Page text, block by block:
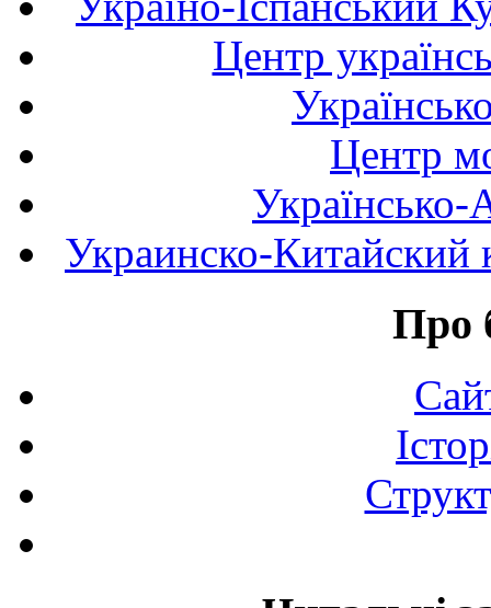
Центр
Центр
Українсько-
Украинско-Китайский
Про